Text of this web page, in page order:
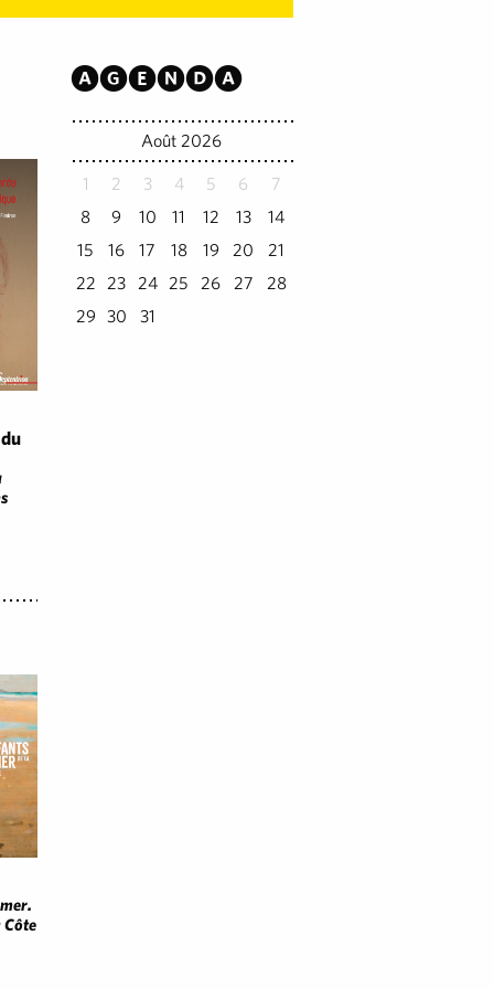
Côte
Agenda
Août 2026
1 2 3 4 5 6
7
8
9 10 11 12 13
14
15
16 17 18 19 20
21
22 23 24 25 26 27
28
29 30 31